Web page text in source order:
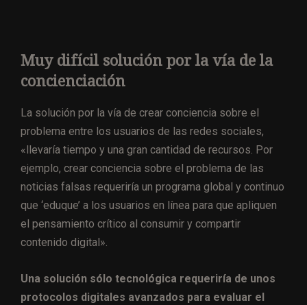
Muy difícil solución por la vía de la
concienciación
La solución por la vía de crear conciencia sobre el
problema entre los usuarios de las redes sociales,
«llevaría tiempo y una gran cantidad de recursos. Por
ejemplo, crear conciencia sobre el problema de las
noticias falsas requeriría un programa global y continuo
que ‘eduque’ a los usuarios en línea para que apliquen
el pensamiento crítico al consumir y compartir
contenido digital».
Una solución sólo tecnológica requeriría de unos
protocolos digitales avanzados para evaluar el